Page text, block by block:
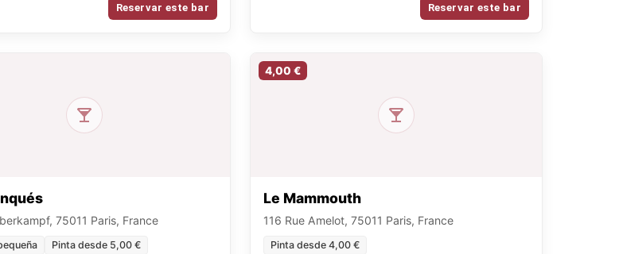
Reservar este bar Reservar este bar
75011 Paris, France
Pinta desde 5,00 €
4,00 €
Le Mammouth
116 Rue Amelot, 75011 Paris, France
Pinta desde 4,00 €